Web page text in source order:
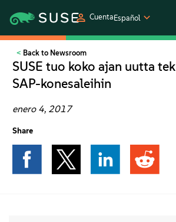
CuentaEspañol
SUSECON 2027
Productos
Asistencia y servicios
Back to Newsroom
SUSE tuo koko ajan uutta
SAP-konesaleihin
enero 4, 2017
Share